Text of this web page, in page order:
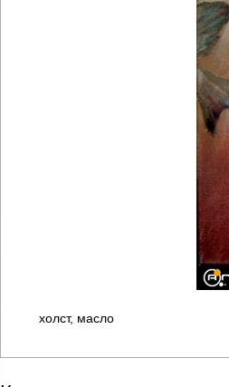
холст, масло